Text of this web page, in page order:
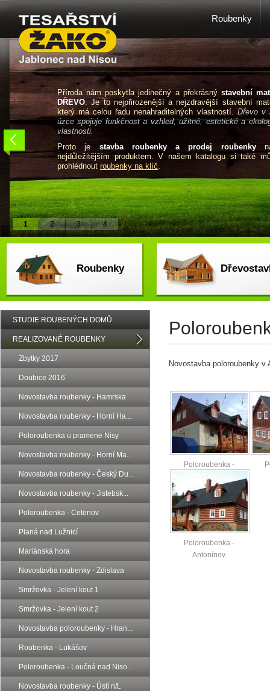
Příroda nám poskytla jedinečný a překrásný stavební
DŘEVO. Je to nejpřirozenější a nejzdravější stavební
který má celou řadu nenahraditelných vlastností. Dřevo v
úzce spojuje funkčnost a vzhled, užitné, estetické a
vlastnosti.
Proto je stavba roubenky a prodej roubenky
nejdůležitějším produktem. V našem katalogu si také
prohlédnout roubenky na klíč.
Roubenky
1 2 3 4
Roubenky
Novostavba poloroubenky v
Poloroubenka -
Antonínov
Poloroubenka -
Antonínov
STUDIE ROUBENÝCH DOMŮ
REALIZOVANÉ ROUBENKY
Zbytky 2017
Doubice 2016
Novostavba roubenky - Hamrska
Novostavba roubenky - Horní Ha...
Poloroubenka u pramene Nisy
Novostavba roubenky - Horní Ma...
Novostavba roubenky - Český Du...
Novostavba roubenky - Jistebsk...
Poloroubenka - Cetenov
Planá nad Lužnicí
Mariánská hora
Novostavba roubenky - Zdislava
Smržovka - Jelení kout 1
Smržovka - Jelení kout 2
Novostavba poloroubenky - Hran...
Roubenka - Lukášov
Poloroubenka - Loučná nad Niso...
Novostavba roubenky - Ústí n/L